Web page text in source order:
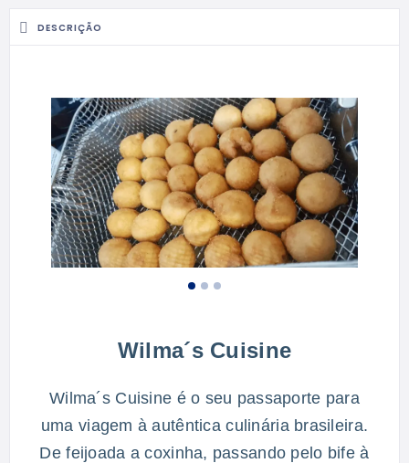
DESCRIÇÃO
Wilma´s Cuisine
Wilma´s Cuisine é o seu passaporte para
uma viagem à autêntica culinária brasileira.
De feijoada a coxinha, passando pelo bife à